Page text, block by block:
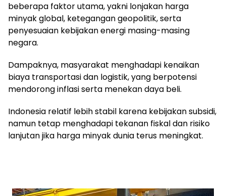
beberapa faktor utama, yakni lonjakan harga
minyak global, ketegangan geopolitik, serta
penyesuaian kebijakan energi masing-masing
negara.
Dampaknya, masyarakat menghadapi kenaikan
biaya transportasi dan logistik, yang berpotensi
mendorong inflasi serta menekan daya beli.
Indonesia relatif lebih stabil karena kebijakan subsidi,
namun tetap menghadapi tekanan fiskal dan risiko
lanjutan jika harga minyak dunia terus meningkat.